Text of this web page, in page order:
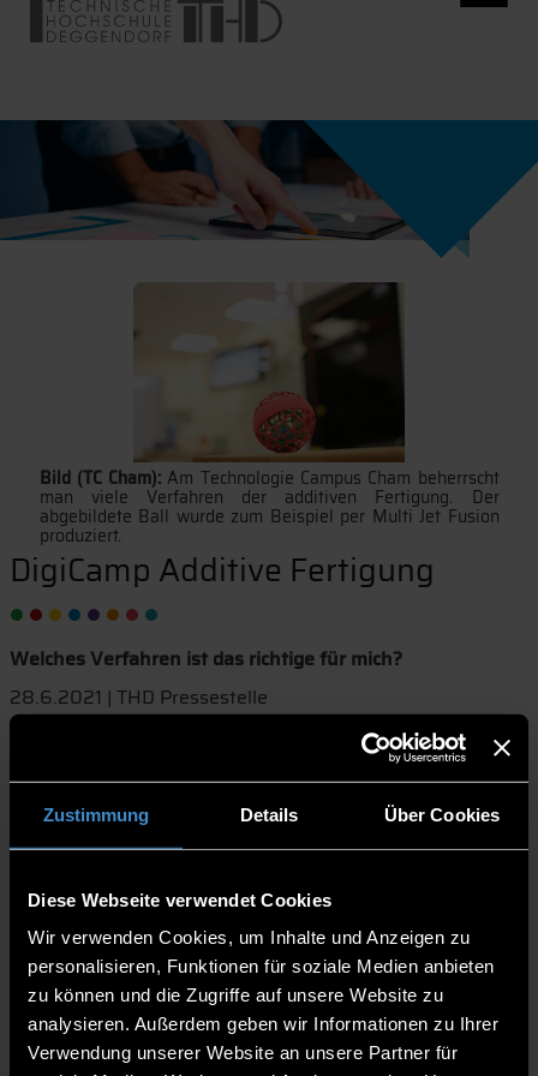
Zustimmung Details Über Cookies
Diese Webseite verwendet Cookies
Wir verwenden Cookies, um Inhalte und Anzeigen zu
personalisieren, Funktionen für soziale Medien anbieten
zu können und die Zugriffe auf unsere Website zu
analysieren. Außerdem geben wir Informationen zu Ihrer
Verwendung unserer Website an unsere Partner für
Bild (TC Cham): Am Technologie Campus Cham beherrscht
man viele Verfahren der additiven Fertigung. Der
abgebildete Ball wurde zum Beispiel per Multi Jet Fusion
produziert.
DigiCamp Additive Fertigung
Welches Verfahren ist das richtige für mich?
28.6.2021 | THD Pressestelle
Über 40 Prozesse gibt es mittlerweile in der additiven
Fertigung („3D-Druck“). Welche Vorteile sich für kleine
und mittlere Unternehmen ergeben und wie sich eine
wirtschaftliche Nutzung der additiven
DigiCamp der Technischen Hochschule Deggendorf (THD).
Am 6. Juli findet die virtuelle Veranstaltung an ihrem
Zweigstandort, am Technologie Campus in Cham, statt.
Das DigiCamp richtet sich an interessierte Unternehmen
und deren Mitarbeiter, Ingenieurbüros, Freiberufler und
Interessierte der entsprechenden Fachbereiche.
Campusleiter Prof. Dr-Ing. Wolfgang Aumer stellt die